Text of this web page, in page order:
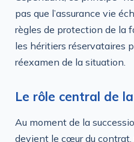
pas que l’assurance vie
règles de protection de la
les héritiers réservataires
réexamen de la situation.
Le rôle central de
Au moment de la
devient le cœur du contrat.